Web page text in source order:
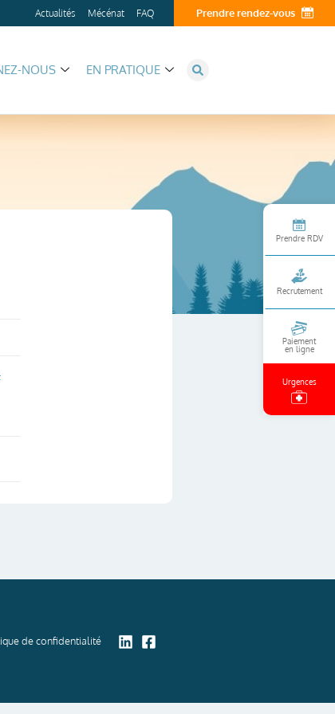
Actualités Mécénat FAQ Prendre rendez-vous
NOUS EN PRATIQUE
Prendre RDV
Recrutement
Paiement
en ligne
Urgences
de confidentialité